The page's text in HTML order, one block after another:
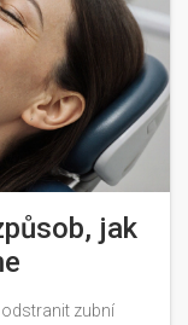
jak
zubní